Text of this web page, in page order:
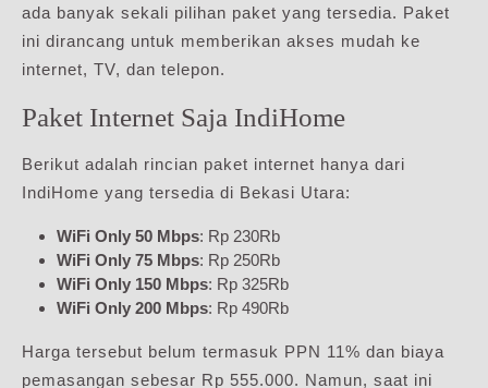
ada banyak sekali pilihan paket yang tersedia. Paket
ini dirancang untuk memberikan akses mudah ke
internet, TV, dan telepon.
Paket Internet Saja IndiHome
Berikut adalah rincian paket internet hanya dari
IndiHome yang tersedia di Bekasi Utara:
WiFi Only 50 Mbps: Rp 230Rb
WiFi Only 75 Mbps: Rp 250Rb
WiFi Only 150 Mbps: Rp 325Rb
WiFi Only 200 Mbps: Rp 490Rb
Harga tersebut belum termasuk PPN 11% dan biaya
pemasangan sebesar Rp 555.000. Namun, saat ini